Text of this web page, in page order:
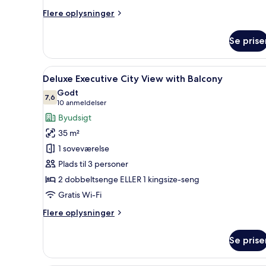
Flere oplysninger
Flere
Se
Indlæs
alle
billeder
af
Deluxe
Executive
City
View
with
Balcony
Minibar, pengeskab på
5
Deluxe Executive City View with Balcony
7,67,6 ud af 10
Godt
10 anmeldelser
(10
anmeldelser)
Byudsigt
35 m²
1 soveværelse
Plads til 3 personer
2 dobbeltsenge ELLER 1 kingsize-seng
Gratis Wi-Fi
Flere oplysninger
Flere
Executive
Se